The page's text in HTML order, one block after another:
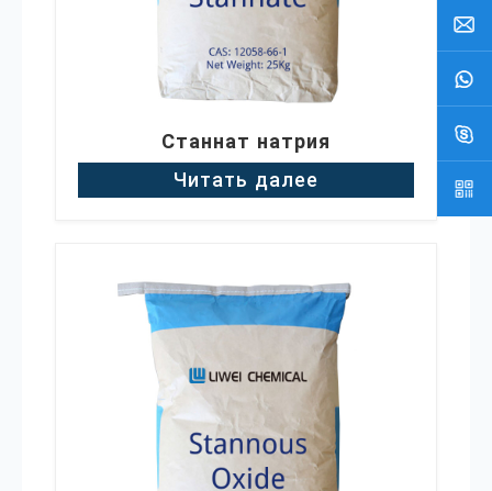
Станнат натрия
Читать далее